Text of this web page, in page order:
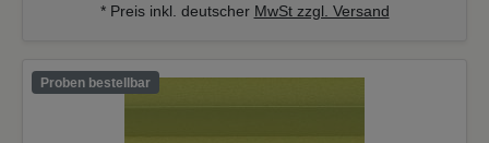
* Preis inkl. deutscher MwSt zzgl. Versand
Proben bestellbar